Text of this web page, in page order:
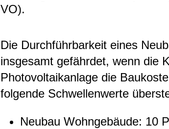
VO).
Die Durchführbarkeit eines
insgesamt gefährdet, wenn die
Photovoltaikanlage die
folgende Schwellenwerte
Neubau Wohngebäude: 10